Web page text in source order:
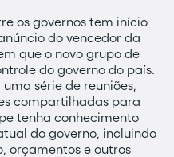
os governos tem início
do vencedor da
que o novo grupo de
do governo do país.
série de reuniões,
compartilhadas para
tenha conhecimento
do governo, incluindo
orçamentos e outros